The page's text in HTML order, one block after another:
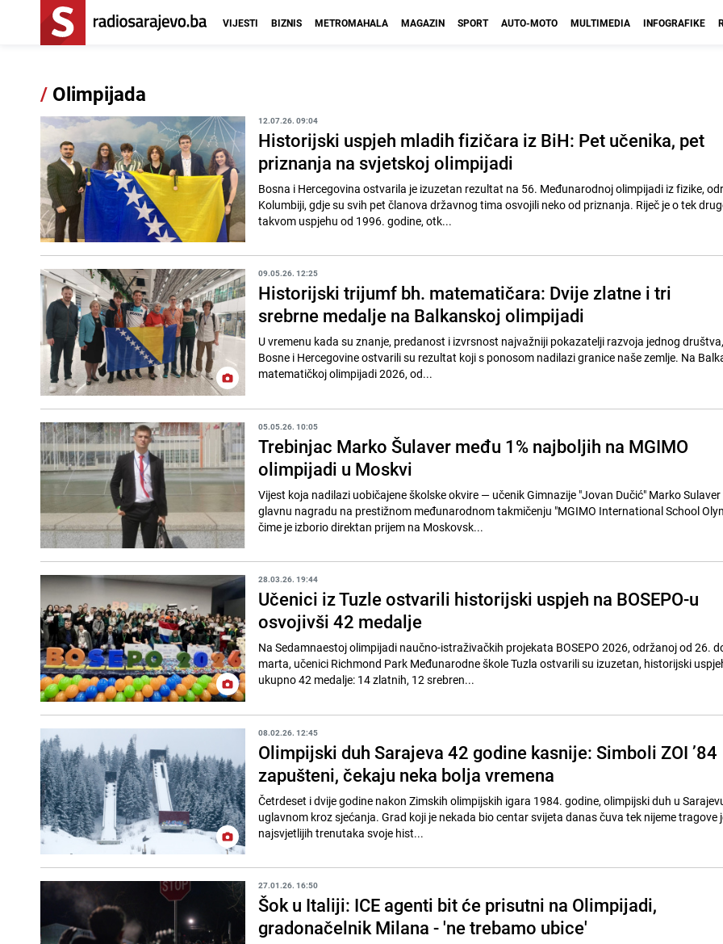
VIJESTI BIZNIS METROMAHALA MAGAZIN SPORT AUTO-MOTO MULTIMEDIA INFOGRAFIKE
/ Olimpijada
12.07.26. 09:04
Historijski uspjeh mladih fizičara iz BiH: Pet učenika, pet
priznanja na svjetskoj olimpijadi
Bosna i Hercegovina ostvarila je izuzetan rezultat na 56. Međunarodnoj olimpijadi iz fizike,
Kolumbiji, gdje su svih pet članova državnog tima osvojili neko od priznanja. Riječ je o tek
takvom uspjehu od 1996. godine, otk...
09.05.26. 12:25
Historijski trijumf bh. matematičara: Dvije zlatne i tri
srebrne medalje na Balkanskoj olimpijadi
U vremenu kada su znanje, predanost i izvrsnost najvažniji pokazatelji razvoja jednog
Bosne i Hercegovine ostvarili su rezultat koji s ponosom nadilazi granice naše zemlje. Na
matematičkoj olimpijadi 2026, od...
05.05.26. 10:05
Trebinjac Marko Šulaver među 1% najboljih na MGIMO
olimpijadi u Moskvi
Vijest koja nadilazi uobičajene školske okvire — učenik Gimnazije "Jovan Dučić" Marko
glavnu nagradu na prestižnom međunarodnom takmičenju "MGIMO International School
čime je izborio direktan prijem na Moskovsk...
28.03.26. 19:44
Učenici iz Tuzle ostvarili historijski uspjeh na BOSEPO-u
osvojivši 42 medalje
Na Sedamnaestoj olimpijadi naučno-istraživačkih projekata BOSEPO 2026, održanoj od 26.
marta, učenici Richmond Park Međunarodne škole Tuzla ostvarili su izuzetan, historijski
ukupno 42 medalje: 14 zlatnih, 12 srebren...
08.02.26. 12:45
Olimpijski duh Sarajeva 42 godine kasnije: Simboli ZOI ’84
zapušteni, čekaju neka bolja vremena
Četrdeset i dvije godine nakon Zimskih olimpijskih igara 1984. godine, olimpijski duh u
uglavnom kroz sjećanja. Grad koji je nekada bio centar svijeta danas čuva tek nijeme tragove
najsvjetlijih trenutaka svoje hist...
27.01.26. 16:50
Šok u Italiji: ICE agenti bit će prisutni na Olimpijadi,
gradonačelnik Milana - 'ne trebamo ubice'